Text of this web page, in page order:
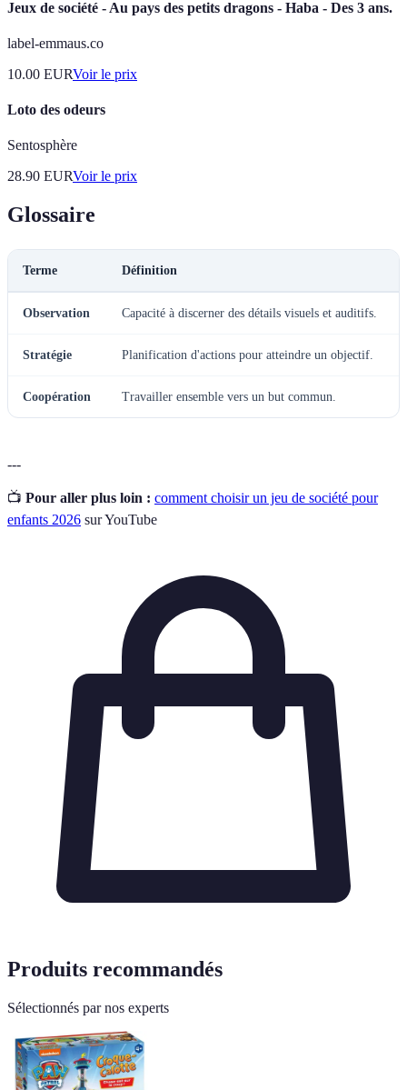
Jeux de société - Au pays des petits dragons - Haba - Des 3 ans.
label-emmaus.co
10.00 EURVoir le prix
Loto des odeurs
Sentosphère
28.90 EURVoir le prix
Glossaire
Terme Définition
Observation Capacité à discerner des détails visuels et auditifs.
Stratégie Planification d'actions pour atteindre un objectif.
Coopération Travailler ensemble vers un but commun.
---
📺 Pour aller plus loin : comment choisir un jeu de société pour
enfants 2026 sur YouTube
Produits recommandés
Sélectionnés par nos experts